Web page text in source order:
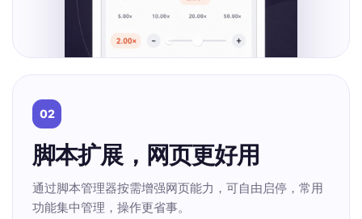
02
脚本扩展，网页更好用
通过脚本管理器按需增强网页能力，可自由启停，常用
功能集中管理，操作更省事。